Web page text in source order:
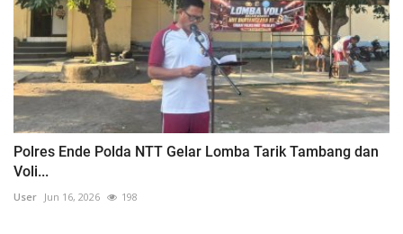
Polres Ende Polda NTT Gelar Lomba Tarik Tambang dan
Voli...
User Jun 16, 2026 198